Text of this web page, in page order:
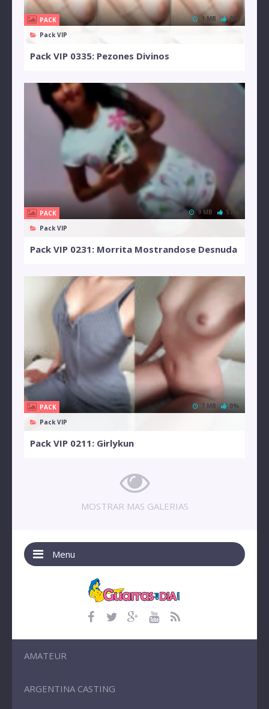
PACK
Pack VIP
1 MB 0%
Pack VIP 0335: Pezones Divinos
PACK
Pack VIP
9 MB 57%
Pack VIP 0231: Morrita Mostrandose Desnuda
PACK
Pack VIP
7 MB 0%
Pack VIP 0211: Girlykun
MOSTRAR MAS GALERIAS
Menu
AMATEUR
ARGENTINA CASTING